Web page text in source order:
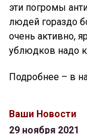
эти погромы
людей гораздо
очень активно,
ублюдков надо
Подробнее – в
Ваши Новости
29 ноября 2021